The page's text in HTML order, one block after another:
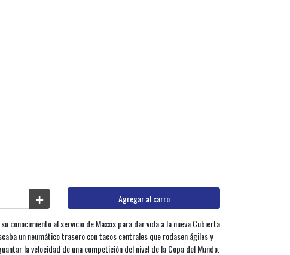
Agregar al carro
conocimiento al servicio de Maxxis para dar vida a la nueva Cubierta
un neumático trasero con tacos centrales que rodasen ágiles y
la velocidad de una competición del nivel de la Copa del Mundo.